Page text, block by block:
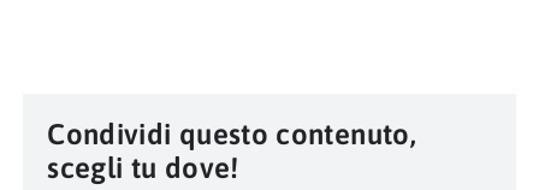
Condividi questo contenuto,
scegli tu dove!